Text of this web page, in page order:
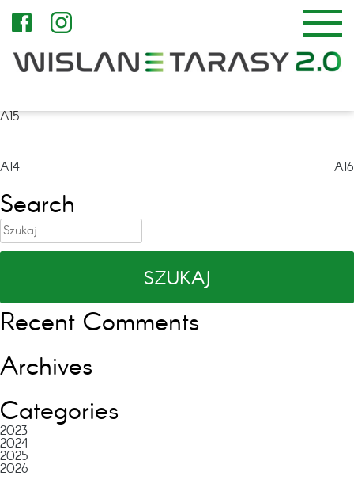
A15
Nawigacja
wpisu
A14 A16
Search
Szukaj:
Recent Comments
Archives
Categories
2023
2024
2025
2026